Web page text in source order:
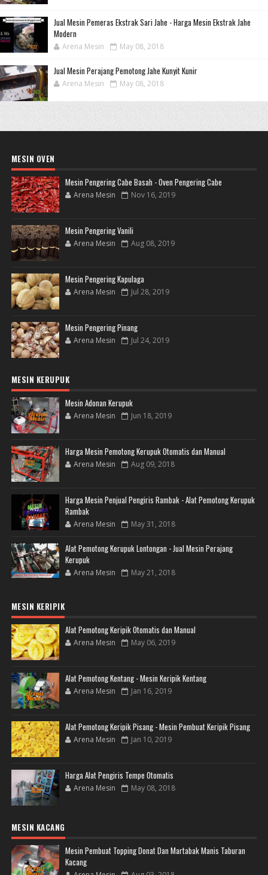
Jual Mesin Pemeras Ekstrak Sari Jahe - Harga Mesin Ekstrak Jahe
Modern
Arena Mesin May 08, 2018
Jual Mesin Perajang Pemotong Jahe Kunyit Kunir
Arena Mesin May 08, 2018
MESIN OVEN
Mesin Pengering Cabe Basah - Oven Pengering Cabe
Arena Mesin Nov 16, 2019
Mesin Pengering Vanili
Arena Mesin Aug 08, 2019
Mesin Pengering Kapulaga
Arena Mesin Jul 28, 2019
Mesin Pengering Pinang
Arena Mesin Jul 24, 2019
MESIN KERUPUK
Mesin Adonan Kerupuk
Arena Mesin Jun 18, 2019
Harga Mesin Pemotong Kerupuk Otomatis dan Manual
Arena Mesin Aug 09, 2018
Harga Mesin Penjual Pengiris Rambak - Alat Pemotong Kerupuk
Rambak
Arena Mesin May 31, 2018
Alat Pemotong Kerupuk Lontongan - Jual Mesin Perajang
Kerupuk
Arena Mesin May 21, 2018
MESIN KERIPIK
Alat Pemotong Keripik Otomatis dan Manual
Arena Mesin May 06, 2019
Alat Pemotong Kentang - Mesin Keripik Kentang
Arena Mesin Jan 16, 2019
Alat Pemotong Keripik Pisang - Mesin Pembuat Keripik Pisang
Arena Mesin Jan 10, 2019
Harga Alat Pengiris Tempe Otomatis
Arena Mesin May 08, 2018
MESIN KACANG
Mesin Pembuat Topping Donat Dan Martabak Manis Taburan
Kacang